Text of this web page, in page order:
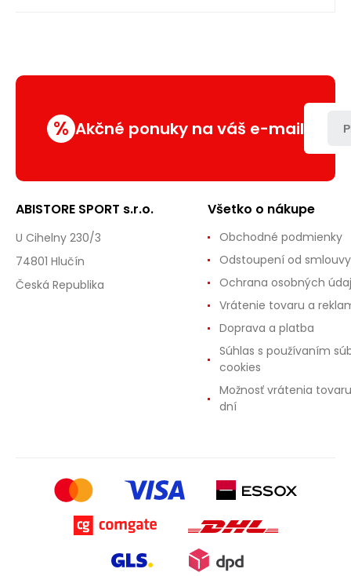
% Akčné ponuky na váš e-mail
ABISTORE SPORT s.r.o.
U Cihelny 230/3
74801 Hlučín
Česká Republika
Všetko o nákupe
Obchodné podmienky
Odstoupení od smlouvy
Ochrana osobných
Vrátenie tovaru a
Doprava a platba
Súhlas s používaním
cookies
Možnosť vrátenia
dní